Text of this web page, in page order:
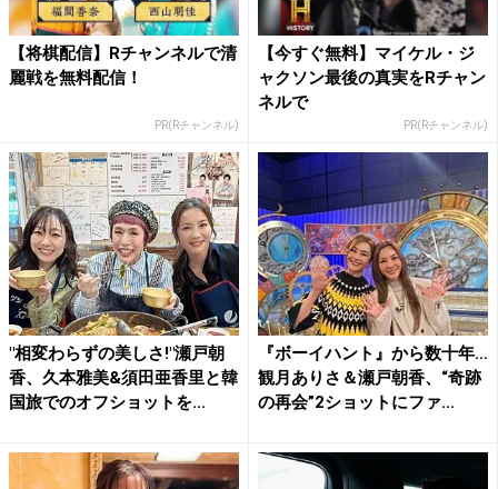
【将棋配信】Rチャンネルで清
麗戦を無料配信！
PR(Rチャンネル)
【今すぐ無料】マイケル・ジ
ャクソン最後の真実をRチャン
ネルで
PR(Rチャンネル)
"相変わらずの美しさ!"瀬戸朝
香、久本雅美&須田亜香里と韓
国旅でのオフショットを...
『ボーイハント』から数十年…
観月ありさ＆瀬戸朝香、“奇跡
の再会”2ショットにファ...